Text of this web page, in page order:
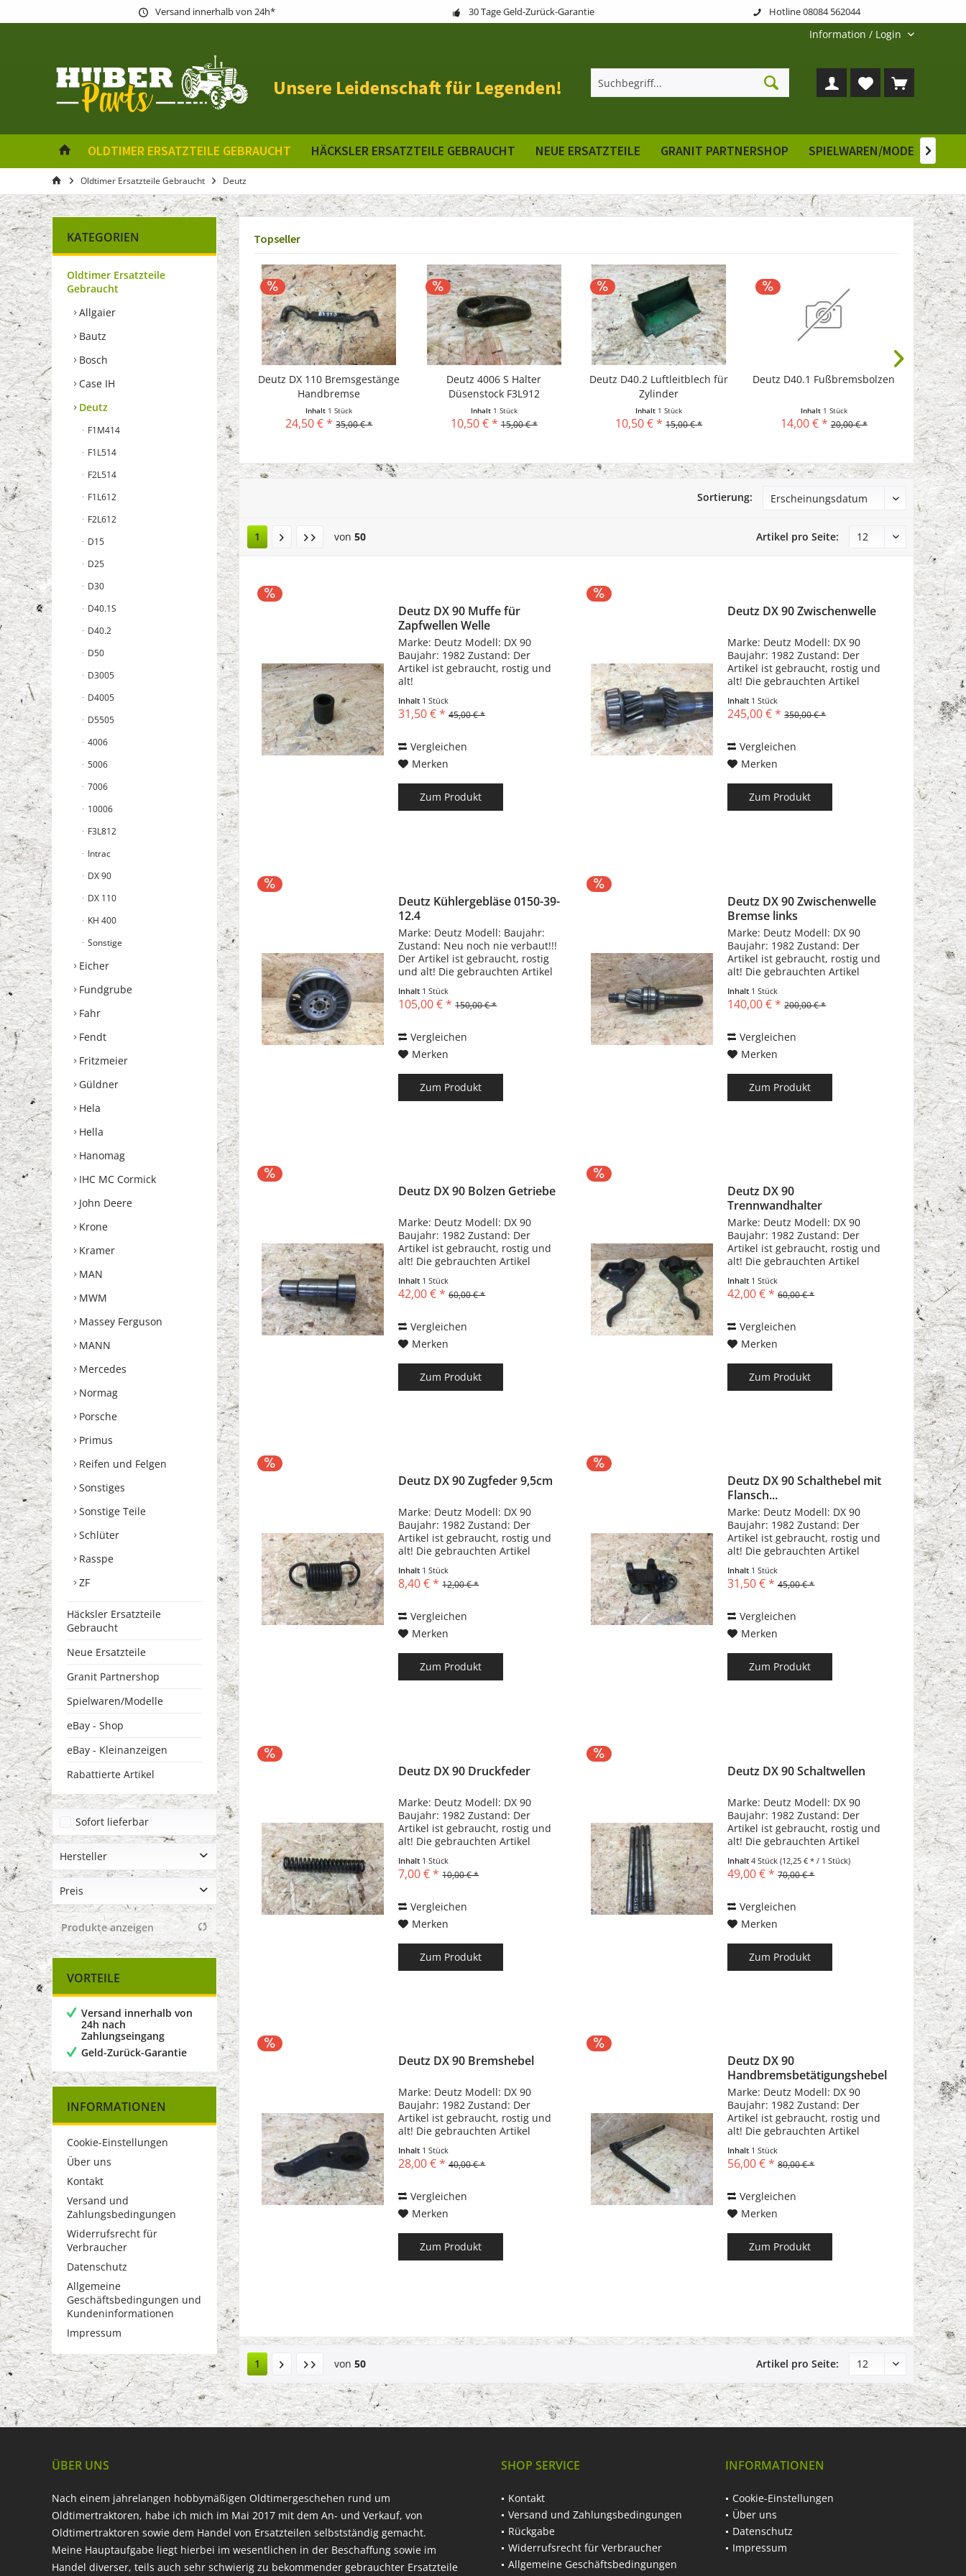
Versand innerhalb von 24h* 30 Tage Geld-Zurück-Garantie Hotline 08084 562044
Information / Login
Unsere Leidenschaft für Legenden!
OLDTIMER ERSATZTEILE GEBRAUCHT HÄCKSLER ERSATZTEILE GEBRAUCHT NEUE ERSATZTEILE GRANIT PARTNERSHOP SPIELWAREN/MODELLE

Oldtimer Ersatzteile Gebraucht Deutz
KATEGORIEN
Oldtimer Ersatzteile
Gebraucht
Allgaier
Bautz
Bosch
Case IH
Deutz
F1M414
F1L514
F2L514
F1L612
F2L612
D15
D25
D30
D40.1S
D40.2
D50
D3005
D4005
D5505
4006
5006
7006
10006
F3L812
Intrac
DX 90
DX 110
KH 400
Sonstige
Eicher
Fundgrube
Fahr
Fendt
Fritzmeier
Güldner
Hela
Hella
Hanomag
IHC MC Cormick
John Deere
Krone
Kramer
MAN
MWM
Massey Ferguson
MANN
Mercedes
Normag
Porsche
Primus
Reifen und Felgen
Sonstiges
Sonstige Teile
Schlüter
Rasspe
ZF
Häcksler Ersatzteile
Gebraucht
Neue Ersatzteile
Granit Partnershop
Spielwaren/Modelle
eBay - Shop
eBay - Kleinanzeigen
Rabattierte Artikel
Sofort lieferbar
Hersteller
Deutz
Preis
von 5,00 € bis 1200,00 €
Produkte anzeigen
VORTEILE
Versand innerhalb von
24h nach
Zahlungseingang
Geld-Zurück-Garantie
INFORMATIONEN
Cookie-Einstellungen
Über uns
Kontakt
Versand und
Zahlungsbedingungen
Widerrufsrecht für
Verbraucher
Datenschutz
Allgemeine
Geschäftsbedingungen und
Kundeninformationen
Impressum
Topseller
Deutz DX 110 Bremsgestänge
Handbremse
Inhalt 1 Stück
24,50 € * 35,00 € *
Deutz 4006 S Halter
Düsenstock F3L912
Inhalt 1 Stück
10,50 € * 15,00 € *
Deutz D40.2 Luftleitblech für
Zylinder
Inhalt 1 Stück
10,50 € * 15,00 € *
Deutz D40.1 Fußbremsbolzen
Inhalt 1 Stück
14,00 € * 20,00 € *
Sortierung:
1 von 50 Artikel pro Seite:
Deutz DX 90 Muffe für
Zapfwellen Welle
Marke: Deutz Modell: DX 90
Baujahr: 1982 Zustand: Der
Artikel ist gebraucht, rostig und
alt!
Inhalt 1 Stück
31,50 € * 45,00 € *
Vergleichen
Merken
Zum Produkt
Deutz DX 90 Zwischenwelle
Marke: Deutz Modell: DX 90
Baujahr: 1982 Zustand: Der
Artikel ist gebraucht, rostig und
alt! Die gebrauchten Artikel
Biegungen und
Gebrauchsspuren haben!!!
Inhalt 1 Stück
245,00 € * 350,00 € *
Vergleichen
Merken
Zum Produkt
Deutz Kühlergebläse 0150-39-
12.4
Marke: Deutz Modell: Baujahr:
Zustand: Neu noch nie verbaut!!!
Der Artikel ist gebraucht, rostig
und alt! Die gebrauchten Artikel
Biegungen und
Gebrauchsspuren haben!!!
Inhalt 1 Stück
105,00 € * 150,00 € *
Vergleichen
Merken
Zum Produkt
Deutz DX 90 Zwischenwelle
Bremse links
Marke: Deutz Modell: DX 90
Baujahr: 1982 Zustand: Der
Artikel ist gebraucht, rostig und
alt! Die gebrauchten Artikel
Biegungen und
Gebrauchsspuren haben!!!
Inhalt 1 Stück
140,00 € * 200,00 € *
Vergleichen
Merken
Zum Produkt
Deutz DX 90 Bolzen Getriebe
Marke: Deutz Modell: DX 90
Baujahr: 1982 Zustand: Der
Artikel ist gebraucht, rostig und
alt! Die gebrauchten Artikel
Biegungen und
Gebrauchsspuren haben!!!
Inhalt 1 Stück
42,00 € * 60,00 € *
Vergleichen
Merken
Zum Produkt
Deutz DX 90
Trennwandhalter
Marke: Deutz Modell: DX 90
Baujahr: 1982 Zustand: Der
Artikel ist gebraucht, rostig und
alt! Die gebrauchten Artikel
Biegungen und
Gebrauchsspuren haben!!!
Inhalt 1 Stück
42,00 € * 60,00 € *
Vergleichen
Merken
Zum Produkt
Deutz DX 90 Zugfeder 9,5cm
Marke: Deutz Modell: DX 90
Baujahr: 1982 Zustand: Der
Artikel ist gebraucht, rostig und
alt! Die gebrauchten Artikel
Biegungen und
Gebrauchsspuren haben!!!
Inhalt 1 Stück
8,40 € * 12,00 € *
Vergleichen
Merken
Zum Produkt
Deutz DX 90 Schalthebel mit
Flansch...
Marke: Deutz Modell: DX 90
Baujahr: 1982 Zustand: Der
Artikel ist gebraucht, rostig und
alt! Die gebrauchten Artikel
Biegungen und
Gebrauchsspuren haben!!!
Inhalt 1 Stück
31,50 € * 45,00 € *
Vergleichen
Merken
Zum Produkt
Deutz DX 90 Druckfeder
Marke: Deutz Modell: DX 90
Baujahr: 1982 Zustand: Der
Artikel ist gebraucht, rostig und
alt! Die gebrauchten Artikel
Biegungen und
Gebrauchsspuren haben!!!
Inhalt 1 Stück
7,00 € * 10,00 € *
Vergleichen
Merken
Zum Produkt
Deutz DX 90 Schaltwellen
Marke: Deutz Modell: DX 90
Baujahr: 1982 Zustand: Der
Artikel ist gebraucht, rostig und
alt! Die gebrauchten Artikel
Biegungen und
Gebrauchsspuren haben!!!
Inhalt4 Stück(12,25 € * / 1 Stück)
49,00 € * 70,00 € *
Vergleichen
Merken
Zum Produkt
Deutz DX 90 Bremshebel
Marke: Deutz Modell: DX 90
Baujahr: 1982 Zustand: Der
Artikel ist gebraucht, rostig und
alt! Die gebrauchten Artikel
Biegungen und
Gebrauchsspuren haben!!!
Inhalt 1 Stück
28,00 € * 40,00 € *
Vergleichen
Merken
Zum Produkt
Deutz DX 90
Handbremsbetätigungshebel
Marke: Deutz Modell: DX 90
Baujahr: 1982 Zustand: Der
Artikel ist gebraucht, rostig und
alt! Die gebrauchten Artikel
Biegungen und
Gebrauchsspuren haben!!!
Inhalt 1 Stück
56,00 € * 80,00 € *
Vergleichen
Merken
Zum Produkt
1 von 50 Artikel pro Seite:
ÜBER UNS
Nach einem jahrelangen hobbymäßigen Oldtimergeschehen rund um
Oldtimertraktoren, habe ich mich im Mai 2017 mit dem An- und Verkauf, von
Oldtimertraktoren sowie dem Handel von Ersatzteilen selbstständig gemacht.
Meine Hauptaufgabe liegt hierbei im wesentlichen in der Beschaffung sowie im
Handel diverser, teils auch sehr schwierig zu bekommender gebrauchter Ersatzteile
SHOP SERVICE
Kontakt
Versand und Zahlungsbedingungen
Rückgabe
Widerrufsrecht für Verbraucher
Allgemeine Geschäftsbedingungen
INFORMATIONEN
Cookie-Einstellungen
Über uns
Datenschutz
Impressum